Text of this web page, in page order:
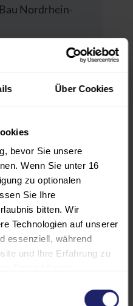
Über Cookies
bevor Sie unsere
Wenn Sie unter 16
zu optionalen
Sie Ihre
bitten. Wir
Technologien auf unserer
essenziell, während
und Ihre Erfahrung zu
oder die Messung
Nordrhein-
anerkannt.
im